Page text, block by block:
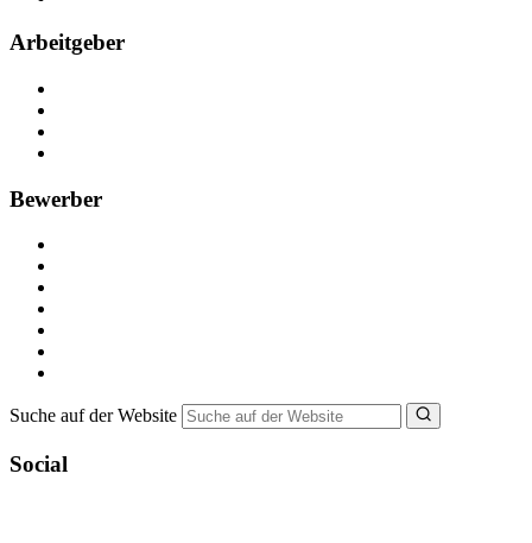
Arbeitgeber
Bewerber
Suche auf der Website
Social